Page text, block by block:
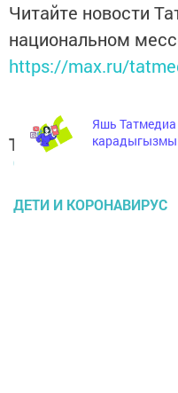
Читайте новости
национальном
https://max.ru/
Теги:
QR КОД
ДЕТИ И КОРОНАВИРУС
Яшь
карадыгызмы